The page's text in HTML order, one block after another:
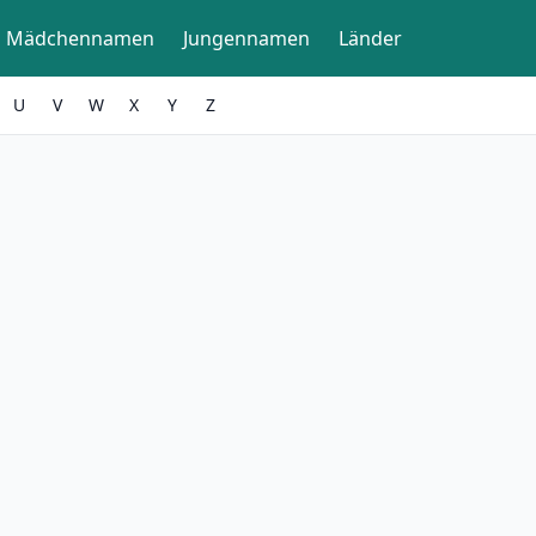
Mädchennamen Jungennamen Länder
U V W X Y Z